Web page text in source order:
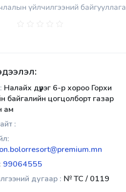
үйлчилгээний байгууллага
Налайх дүүрэг 6-р хороо Горхи
байгалийн цогцолборт газар
ам
:
99064555
дугаар : № TC / 0119